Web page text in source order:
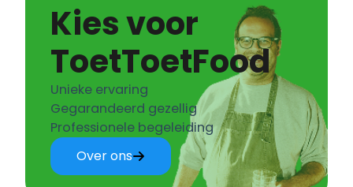
Kies voor
ToetToetFood
Unieke ervaring
Gegarandeerd gezellig
Professionele begeleiding
Over ons